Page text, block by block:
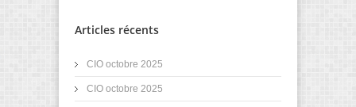
Articles récents
CIO octobre 2025
CIO octobre 2025